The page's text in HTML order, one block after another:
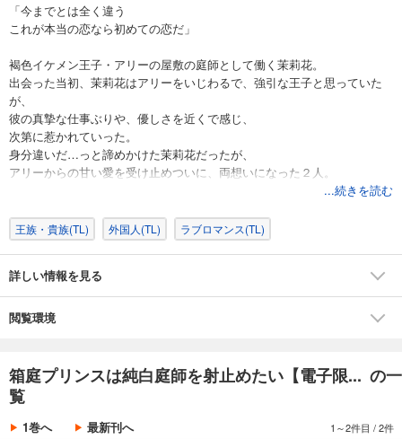
「今までとは全く違う
これが本当の恋なら初めての恋だ」
褐色イケメン王子・アリーの屋敷の庭師として働く茉莉花。
出会った当初、茉莉花はアリーをいじわるで、強引な王子と思っていた
が、
彼の真摯な仕事ぶりや、優しさを近くで感じ、
次第に惹かれていった。
身分違いだ…っと諦めかけた茉莉花だったが、
アリーからの甘い愛を受け止めついに、両想いになった２人。
王子から注がれる溺れるほどの愛に胸キュン必至！！！
描き下ろしたっぷり12P。
さらに、電子配信版でしか読めない限定漫画とカラー扉イラスト集付き♪
...続きを読む
王族・貴族(TL) 外国人(TL) ラブロマンス(TL)
詳しい情報を見る
閲覧環境
箱庭プリンスは純白庭師を射止めたい【電子限... の一
覧
1巻へ 最新刊へ 1～2件目 /2件